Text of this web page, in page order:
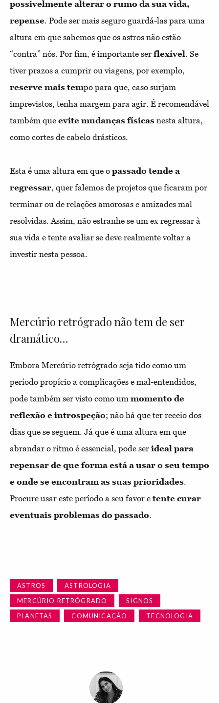
possivelmente alterar o rumo da sua vida,
repense. Pode ser mais seguro guardá-las para uma
altura em que sabemos que os astros não estão
“contra” nós. Por fim, é importante ser flexível. Se
tiver prazos a cumprir ou viagens, por exemplo,
reserve mais tempo para que, caso surjam
imprevistos, tenha margem para agir. É recomendável
também que evite mudanças físicas nesta altura,
como cortes de cabelo drásticos.
Esta é uma altura em que o passado tende a
regressar, quer falemos de projetos que ficaram por
terminar ou de relações amorosas e amizades mal
resolvidas. Assim, não estranhe se um ex regressar à
sua vida e tente avaliar se deve realmente voltar a
investir nesta pessoa.
Mercúrio retrógrado não tem de ser
dramático…
Embora Mercúrio retrógrado seja tido como um
período propício a complicações e mal-entendidos,
pode também ser visto como um momento de
reflexão e introspeção; não há que ter receio dos
dias que se seguem. Já que é uma altura em que
abrandar o ritmo é essencial, pode ser ideal para
repensar de que forma está a usar o seu tempo
e onde se encontram as suas prioridades.
Procure usar este período a seu favor e tente curar
eventuais problemas do passado.
ASTROS
ASTROLOGIA
MERCÚRIO RETRÓGRADO
SIGNOS
PLANETAS
COMUNICAÇÃO TECNOLOGIA